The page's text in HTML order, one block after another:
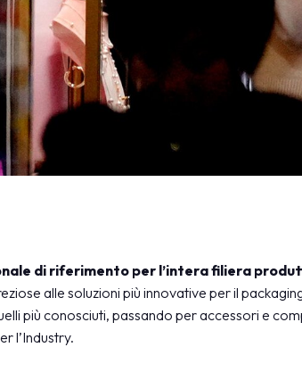
di riferimento per l’intera filiera
alle soluzioni più innovative per il
più conosciuti, passando per accessori e
l’Industry.